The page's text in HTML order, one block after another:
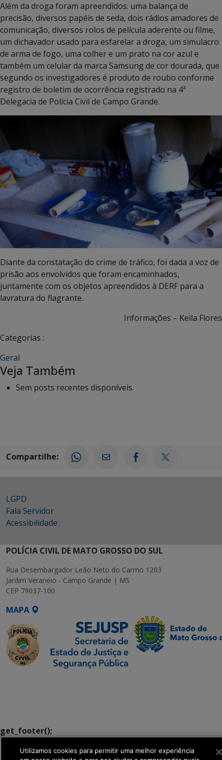
Além da droga foram apreendidos: uma balança de
precisão, diversos papéis de seda, dois rádios amadores de
comunicação, diversos rolos de película aderente ou filme,
um dichavador usado para esfarelar a droga, um simulacro
de arma de fogo, uma colher e um prato na cor azul e
também um celular da marca Samsung de cor dourada, que
segundo os investigadores é produto de roubo conforme
registro de boletim de ocorrência registrado na 4ª
Delegacia de Polícia Civil de Campo Grande.
Diante da constatação do crime de tráfico, foi dada a voz de
prisão aos envolvidos que foram encaminhados,
juntamente com os objetos apreendidos à DERF para a
lavratura do flagrante.
Informações – Keila Flores
Categorias :
Geral
Veja Também
Sem posts recentes disponíveis.
Compartilhe:
LGPD
Fala Servidor
Acessibilidade
POLÍCIA CIVIL DE MATO GROSSO DO SUL
Rua Desembargador Leão Neto do Carmo 1203
Jardim Veraneio - Campo Grande | MS
CEP 79037-100
MAPA
get_footer();
Utilizamos cookies para permitir uma melhor experiência